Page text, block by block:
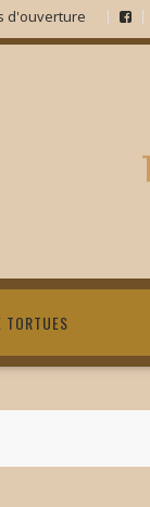
d'ouverture
TORTUES